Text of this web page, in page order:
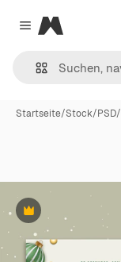
Close menu
Magnific
Startseite/Stock/PSD/
Premium